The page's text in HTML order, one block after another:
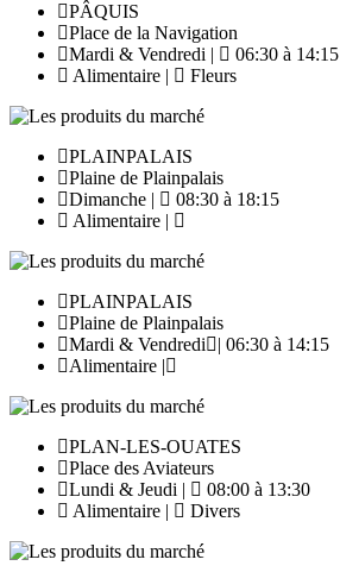
PÂQUIS
Place de la Navigation
Mardi & Vendredi |
06:30 à 14:15
Alimentaire |
Fleurs
PLAINPALAIS
Plaine de Plainpalais
Dimanche |
08:30 à 18:15
Alimentaire |
PLAINPALAIS
Plaine de Plainpalais
Mardi & Vendredi
| 06:30 à 14:15
Alimentaire |
PLAN-LES-OUATES
Place des Aviateurs
Lundi & Jeudi |
08:00 à 13:30
Alimentaire |
Divers